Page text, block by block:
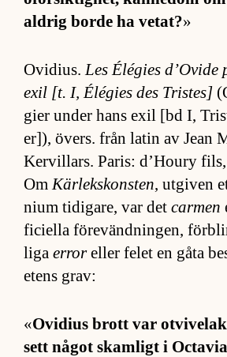
ald­rig borde ha ve­tat?»
Ovi­di­us.Les Élé­gies d’O­vide
exil [t. I, Élé­gies des Tris­tes]
gier un­der hans exil [bd I,
er]), övers. från la­tin av Jean
Kervil­lars. Pa­ris: d’Houry
OmKärlekskonsten, ut­gi­ven
nium ti­di­ga­re, var det carmen
fi­ci­ella fö­re­vänd­ning­en,
liga errorel­ler fe­let en gåta
e­tens grav:
«Ovi­dius brott var
sett nå­got skam­ligt i